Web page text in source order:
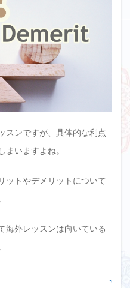
スンですが、具体的な利点
いますよね。
ットやデメリットについて
海外レッスンは向いている